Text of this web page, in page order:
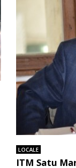
LOCALE
ITM Satu